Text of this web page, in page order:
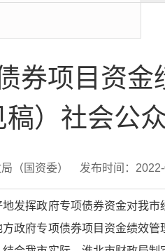
券项目资
稿）社会公
（国资委） 发布时间：
发挥政府专项债券资金对我
政府专项债券项目资金绩效